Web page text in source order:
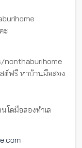
ะ
สต์ฟรี หาบ้านมือสอง
โดมือสองทำเล